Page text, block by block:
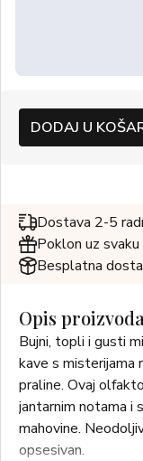
DODAJ U
Dostava 2-5
Poklon uz svaku
Besplatna
Opis proizvoda
Bujni, topli i gusti
kave s misterijama
praline. Ovaj
jantarnim notama i
mahovine.
opsesivan.